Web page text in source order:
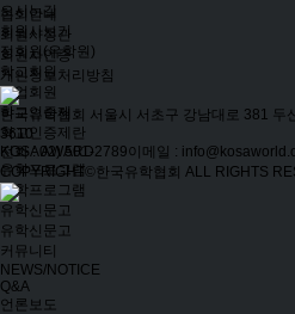
오시는길
회원사보기
정회원(유학원)
학교회원
기업회원
학교인증제
학교인증제란
KOSA AWARD
유학프로그램
유학프로그램
유학신문고
유학신문고
커뮤니티
NEWS/NOTICE
Q&A
언론보도
협회안내
회원사정관
회원사인증
개인정보처리방침
한국유학협회 서울시 서초구 강남대로 381 두
3610
전화 : 02) 501-2789이메일 :
COPYRIGHT©한국유학협회 ALL RIGHTS